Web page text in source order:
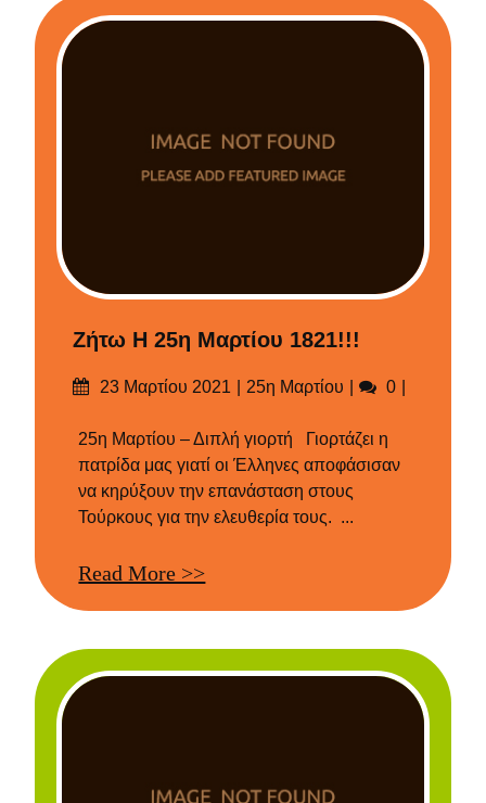
Ζήτω Η 25η Μαρτίου 1821!!!
Δημοσιεύτηκε
23 Μαρτίου 2021 Categories
25η Μαρτίου Σχόλια
0
25η Μαρτίου – Διπλή γιορτή Γιορτάζει η
πατρίδα μας γιατί οι Έλληνες αποφάσισαν
να κηρύξουν την επανάσταση στους
Τούρκους για την ελευθερία τους. ...
Read More >>